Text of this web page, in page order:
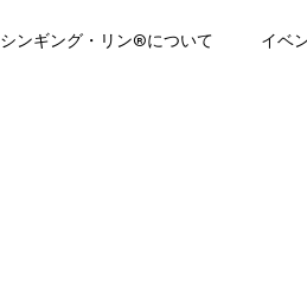
シンギング・リン®について イベ